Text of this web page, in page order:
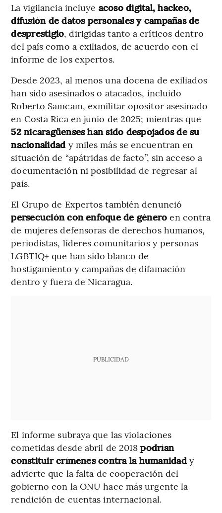
La vigilancia incluye acoso digital, hackeo,
difusión de datos personales y campañas de
desprestigio, dirigidas tanto a críticos dentro
del país como a exiliados, de acuerdo con el
informe de los expertos.
Desde 2023, al menos una docena de exiliados
han sido asesinados o atacados, incluido
Roberto Samcam, exmilitar opositor asesinado
en Costa Rica en junio de 2025; mientras que
52 nicaragüenses han sido despojados de su
nacionalidad y miles más se encuentran en
situación de “apátridas de facto”, sin acceso a
documentación ni posibilidad de regresar al
país.
El Grupo de Expertos también denunció
persecución con enfoque de género en contra
de mujeres defensoras de derechos humanos,
periodistas, líderes comunitarios y personas
LGBTIQ+ que han sido blanco de
hostigamiento y campañas de difamación
dentro y fuera de Nicaragua.
PUBLICIDAD
El informe subraya que las violaciones
cometidas desde abril de 2018podrían
constituir crímenes contra la humanidady
advierte que la falta de cooperación del
gobierno con la ONU hace más urgente la
rendición de cuentas internacional.